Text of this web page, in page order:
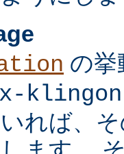
の挙
x-klingon
れば、